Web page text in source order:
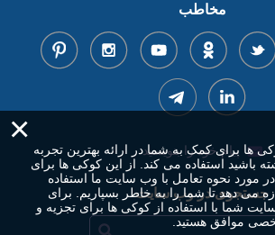
مخاطب
پیام خود را بنویسید
جستجوی در وب سایت
×
ها برای کمک به شما در ارائه بهترین تجربه
باشید استفاده می کند. از این کوکی ها برای
مورد نحوه تعامل با وب سایت ما استفاده
می دهد تا شما را به خاطر بسپاریم. برای
شما با استفاده از کوکی ها برای تجزیه و
موافق هستید.